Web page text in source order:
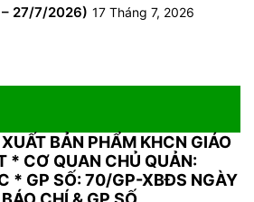
27/7/2026) 17 Tháng 7, 2026
BẢN PHẨM KHCN GIÁO
* CƠ QUAN CHỦ QUẢN:
* GP SỐ: 70/GP-XBĐS NGÀY